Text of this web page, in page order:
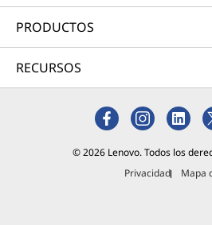
PRODUCTOS
RECURSOS
© 2026 Lenovo. Todos los
Privacidad
Mapa